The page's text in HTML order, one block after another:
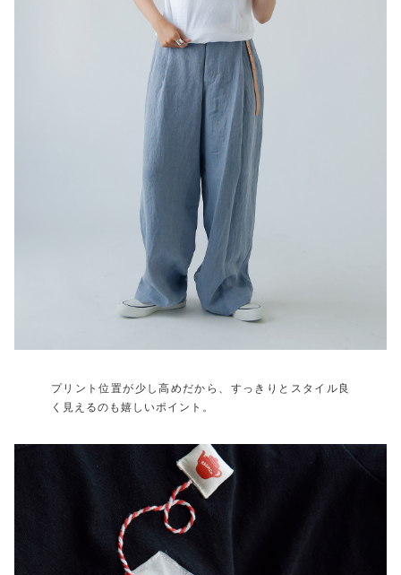
プリント位置が少し高めだから、すっきりとスタイル良
く見えるのも嬉しいポイント。